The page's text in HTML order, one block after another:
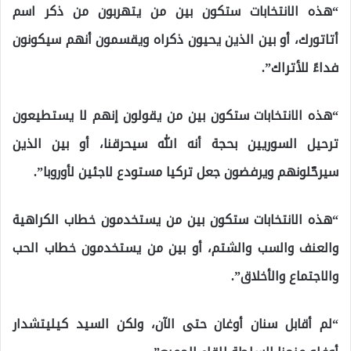
“هذه الانتخابات ستكون بين من يتهربون من ذكر اسم
أتاتورك، أو بين الذين يحيون ذكراه ويقسمون أنهم سيكونون
فداءً للأتراك”.
“هذه الانتخابات ستكون بين من يقولون إنهم لا يستطيعون
ترحيل السوريين بحجة أنه الله سيحرقنا، أو بين الذين
سيرحّلونهم ويرفضون جعل تركيا مستودع لاجئين لأوروبا”.
“هذه الانتخابات ستكون بين من يستخدمون خطاب الكراهية
والعنف والسب والشتم، أو بين من يستخدمون خطاب الحب
والاجتماع والأخلاق”.
“لم أقابل سنان أوغان حتى الآن، ولكن السيد كيليتشدار